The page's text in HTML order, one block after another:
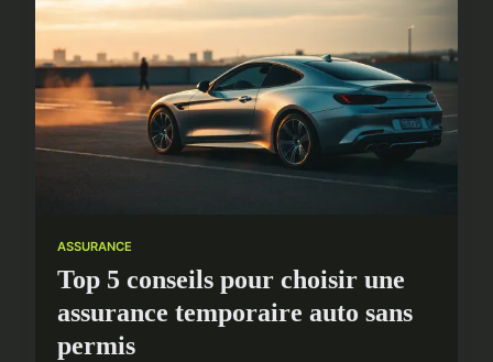
ASSURANCE
Top 5 conseils pour choisir une
assurance temporaire auto sans
permis